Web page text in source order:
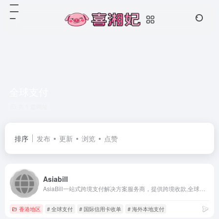
排序 发布 更新 浏览 点赞
Asiabill
香港地区 # 全球支付 # 国际信用卡收单 # 海外本地支付